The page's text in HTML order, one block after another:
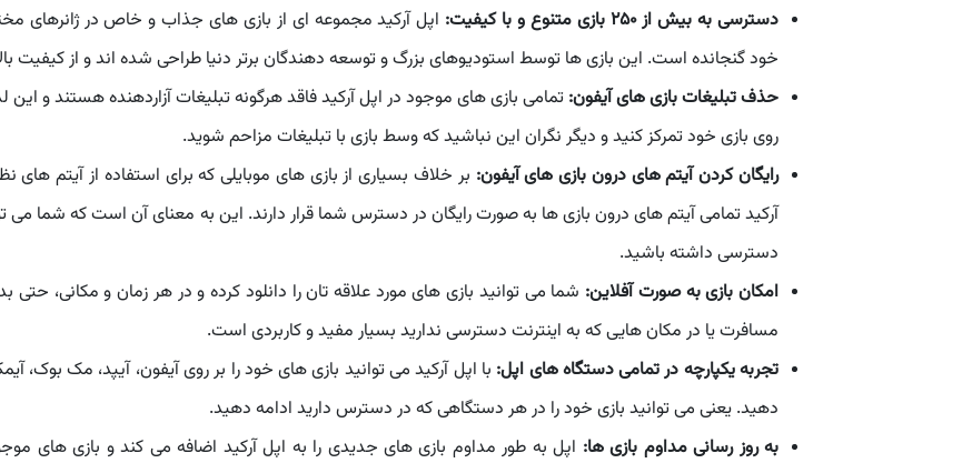
دسترسی به بیش از 250 بازی متنوع و با کیفیت:
اپل آرکید مجموعه ای از بازی های جذاب و خاص در ژانرهای
خود گنجانده است. این بازی ها توسط استودیوهای بزرگ و توسعه دهندگان برتر دنیا طراحی شده اند و از کیفیت
حذف تبلیغات بازی های آیفون: تمامی بازی های موجود در اپل آرکید فاقد هرگونه تبلیغات آزاردهنده هستند و
روی بازی خود تمرکز کنید و دیگر نگران این نباشید که وسط بازی با تبلیغات مزاحم شوید.
رایگان کردن آیتم های درون بازی های آیفون: بر خلاف بسیاری از بازی های موبایلی که برای استفاده از آیتم های
آرکید تمامی آیتم های درون بازی ها به صورت رایگان در دسترس شما قرار دارند. این به معنای آن است که شما می
دسترسی داشته باشید.
امکان بازی به صورت آفلاین: شما می توانید بازی های مورد علاقه تان را دانلود کرده و در هر زمان و مکانی، حتی
مسافرت یا در مکان هایی که به اینترنت دسترسی ندارید بسیار مفید و کاربردی است.
تجربه یکپارچه در تمامی دستگاه های اپل: با اپل آرکید می توانید بازی های خود را بر روی آیفون، آیپد، مک
دهید. یعنی می توانید بازی خود را در هر دستگاهی که در دسترس دارید ادامه دهید.
به روز رسانی مداوم بازی ها: اپل به طور مداوم بازی های جدیدی را به اپل آرکید اضافه می کند و بازی های